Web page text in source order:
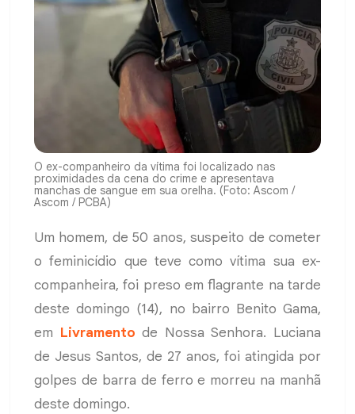
O ex-companheiro da vítima foi localizado nas
proximidades da cena do crime e apresentava
manchas de sangue em sua orelha. (Foto: Ascom /
Ascom / PCBA)
Um homem, de 50 anos, suspeito de cometer
o feminicídio que teve como vítima sua ex-
companheira, foi preso em flagrante na tarde
deste domingo (14), no bairro Benito Gama,
em Livramento de Nossa Senhora. Luciana
de Jesus Santos, de 27 anos, foi atingida por
golpes de barra de ferro e morreu na manhã
deste domingo.